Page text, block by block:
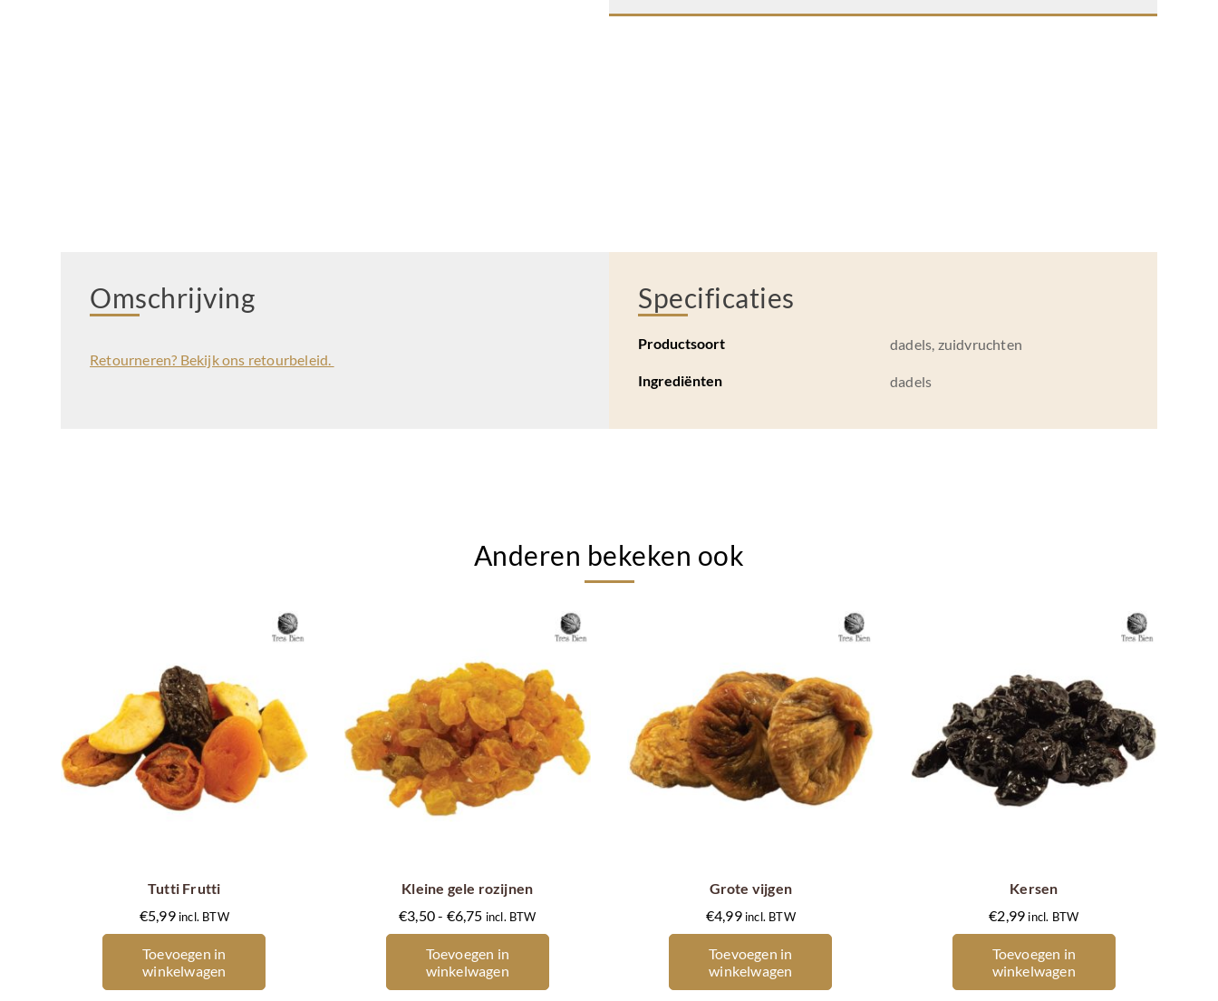
Omschrijving
Retourneren? Bekijk ons retourbeleid.
Specificaties
Productsoort dadels, zuidvruchten
Ingrediënten dadels
Anderen bekeken ook
Tutti Frutti
€5,99 incl. BTW
Toevoegen in
winkelwagen
Kleine gele rozijnen
€3,50- €6,75Prijsklasse:
€3,50
tot
€6,75
incl. BTW
Toevoegen in
winkelwagen
Dit
variaties.
Deze
optie
kan
gekozen
Grote vijgen
€4,99 incl. BTW
Toevoegen in
winkelwagen
Kersen
€2,99 incl. BTW
Toevoegen in
winkelwagen